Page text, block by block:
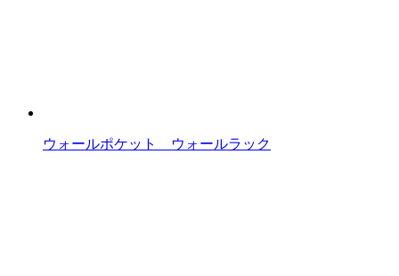
ウォールポケット ウォールラック